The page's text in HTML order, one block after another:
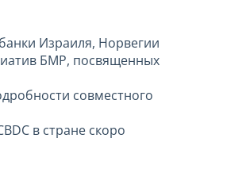
Израиля, Норвегии
БМР, посвященных
совместного
в стране скоро